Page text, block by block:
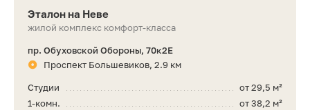
Эталон на Неве
жилой комплекс комфорт-класса
пр. Обуховской Обороны, 70к2Е
Проспект Большевиков, 2.9 км
от 29,5 м²
Студии
от 38,2 м²
1-комн.